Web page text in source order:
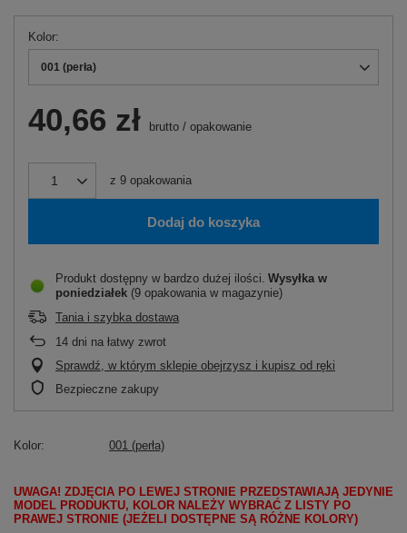
Kolor
001 (perła)
40,66 zł brutto / opakowanie
z 9 opakowania
Dodaj do koszyka
Produkt dostępny w bardzo dużej ilości Wysyłka w
poniedziałek (9 opakowania w magazynie)
Tania i szybka dostawa
14 dni na łatwy zwrot
Sprawdź, w którym sklepie obejrzysz i kupisz od ręki
Bezpieczne zakupy
Kolor 001 (perła)
UWAGA! ZDJĘCIA PO LEWEJ STRONIE PRZEDSTAWIAJĄ JEDYNIE
MODEL PRODUKTU, KOLOR NALEŻY WYBRAĆ Z LISTY PO
PRAWEJ STRONIE (JEŻELI DOSTĘPNE SĄ RÓŻNE KOLORY)